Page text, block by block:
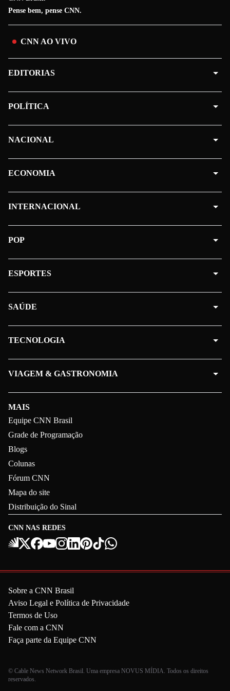
Pense bem, pense CNN.
CNN AO VIVO
CNN NAS REDES
MAIS
Equipe CNN Brasil
Grade de Programação
Blogs
Colunas
Fórum CNN
Mapa do site
Distribuição do Sinal
EDITORIAS
POLÍTICA
NACIONAL
ECONOMIA
INTERNACIONAL
POP
ESPORTES
SAÚDE
TECNOLOGIA
VIAGEM & GASTRONOMIA
Sobre a CNN Brasil
Aviso Legal e Política de Privacidade
Termos de Uso
Fale com a CNN
Faça parte da Equipe CNN
© Cable News Network Brasil. Uma empresa NOVUS MÍDIA. Todos os direitos
reservados.